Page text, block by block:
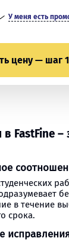
У меня есть
цену — шаг
FastFine –
в течение
срока.